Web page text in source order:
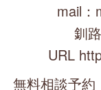
mail：
釧
URL
無料相談予